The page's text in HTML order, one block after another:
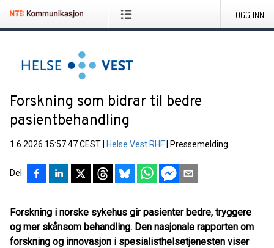
LOGG INN
Forskning som bidrar til bedre
pasientbehandling
1.6.2026 15:57:47 CEST Helse Vest RHF Pressemelding
Del
Forskning i norske sykehus gir pasienter bedre, tryggere
og mer skånsom behandling. Den nasjonale rapporten om
forskning og innovasjon i spesialisthelsetjenesten viser